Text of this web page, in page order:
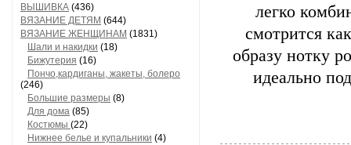
ВЫШИВКА (436)
ВЯЗАНИЕ ДЕТЯМ (644)
ВЯЗАНИЕ ЖЕНЩИНАМ (1831)
Шали и накидки (18)
Бижутерия (16)
Пончо,кардиганы, жакеты, болеро
(246)
Большие размеры (8)
Для дома (85)
Костюмы (22)
Нижнее белье и купальники (4)
легко
смотрится
образу нотку
идеально